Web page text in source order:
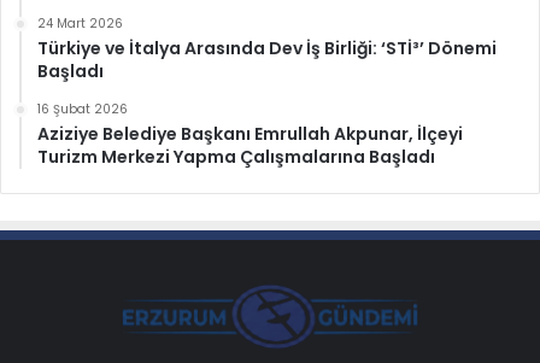
24 Mart 2026
Türkiye ve İtalya Arasında Dev İş Birliği: ‘STİ³’ Dönemi
Başladı
16 Şubat 2026
Aziziye Belediye Başkanı Emrullah Akpunar, İlçeyi
Turizm Merkezi Yapma Çalışmalarına Başladı